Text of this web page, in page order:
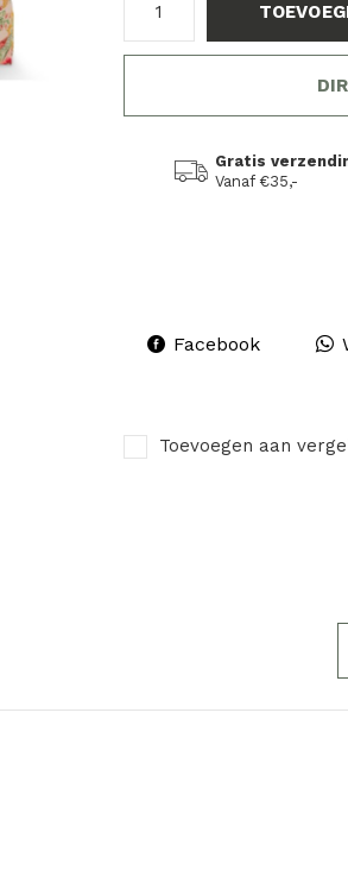
Gratis
Vanaf €35,-
Facebook
Toevoegen aan